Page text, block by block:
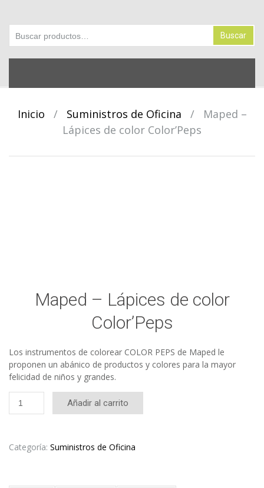
por:
Buscar
content
Inicio / Suministros de Oficina /
Maped –
Lápices de color Color’Peps
Maped – Lápices de color
Color’Peps
Los instrumentos de colorear COLOR PEPS de Maped le
proponen un abánico de productos y colores para la mayor
felicidad de niños y grandes.
Maped
color
Añadir al carrito
Categoría: Suministros de Oficina